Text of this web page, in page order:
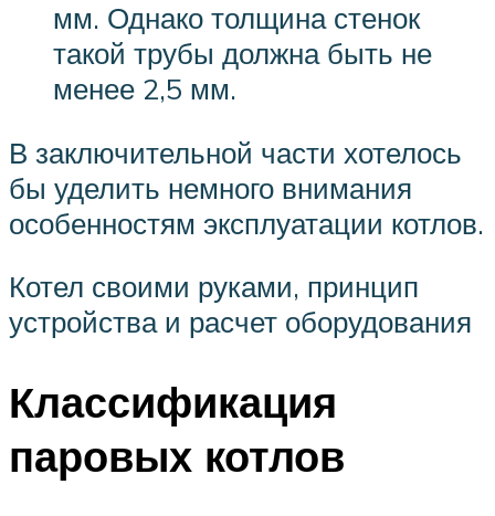
мм. Однако толщина стенок
такой трубы должна быть не
менее 2,5 мм.
В заключительной части хотелось
бы уделить немного внимания
особенностям эксплуатации котлов.
Котел своими руками, принцип
устройства и расчет оборудования
Классификация
паровых котлов